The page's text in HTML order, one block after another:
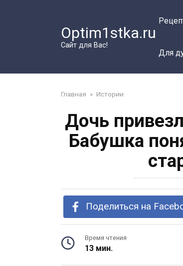
Optim1stka.ru
Сайт для Вас!
Для
Главная » Истории
Дочь
Бабушка
Поделиться на
Время чтения
13 мин.